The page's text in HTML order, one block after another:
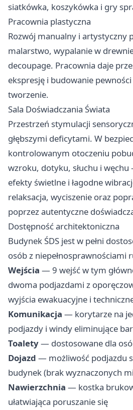
siatkówka, koszykówka i gry
Pracownia plastyczna
Rozwój manualny i artystyczny
malarstwo, wypalanie w
decoupage. Pracownia daje
ekspresję i budowanie
tworzenie.
Sala Doświadczania Świata
Przestrzeń stymulacji
głębszymi deficytami. W
kontrolowanym otoczeniu
wzroku, dotyku, słuchu i
efekty świetlne i łagodne
relaksacja, wyciszenie oraz
poprzez autentyczne
Dostępność architektoniczna
Budynek ŚDS jest w pełni
osób z niepełnosprawnościami
Wejścia — 9 wejść w tym
dwoma podjazdami z
wyjścia ewakuacyjne i
Komunikacja — korytarze na
podjazdy i windy eliminujące
Toalety— dostosowane dla
Dojazd — możliwość podjazdu
budynek (brak wyznaczonych
Nawierzchnia — kostka
ułatwiająca poruszanie się